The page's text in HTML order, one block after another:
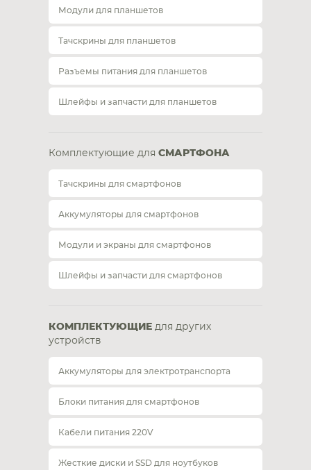
Модули для планшетов
Тачскрины для планшетов
Разъемы питания для планшетов
Шлейфы и запчасти для планшетов
Комплектующие для СМАРТФОНА
Тачскрины для смартфонов
Аккумуляторы для смартфонов
Модули и экраны для смартфонов
Шлейфы и запчасти для смартфонов
КОМПЛЕКТУЮЩИЕ для других
устройств
Аккумуляторы для электротранспорта
Блоки питания для смартфонов
Кабели питания 220V
Жесткие диски и SSD для ноутбуков